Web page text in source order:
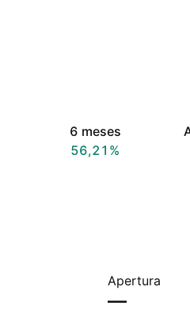
6 meses
56,21%
Apertura
—